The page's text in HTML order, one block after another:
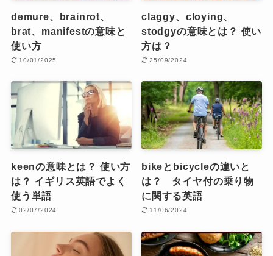
demure、brainrot、
brat、manifestの意味と
使い方
10/01/2025
claggy、cloying、
stodgyの意味とは？ 使い
方は？
25/09/2024
keenの意味とは？ 使い方
は？ イギリス英語でよく
使う単語
02/07/2024
bikeとbicycleの違いと
は？ タイヤ付の乗り物
に関する英語
11/06/2024